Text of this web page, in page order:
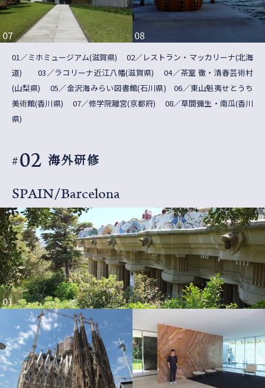
01／ミホミュージアム(滋賀県) 02／レストラン・マッカリーナ(北海
道) 03／ラコリーナ近江八幡(滋賀県) 04／茶室 徹・清春芸術村
(山梨県) 05／金沢海みらい図書館(石川県) 06／東山魁夷せとうち
美術館(香川県) 07／修学院離宮(京都府) 08／草間彌生・南瓜(香川
県)
#02 海外研修
SPAIN/Barcelona